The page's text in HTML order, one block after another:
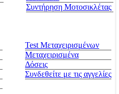
Συντήρηση Μοτοσικλέτας
Test Μεταχειρισμένων
Μεταχειρισμένα
Δόσεις
Συνδεθείτε με τις αγγελίες